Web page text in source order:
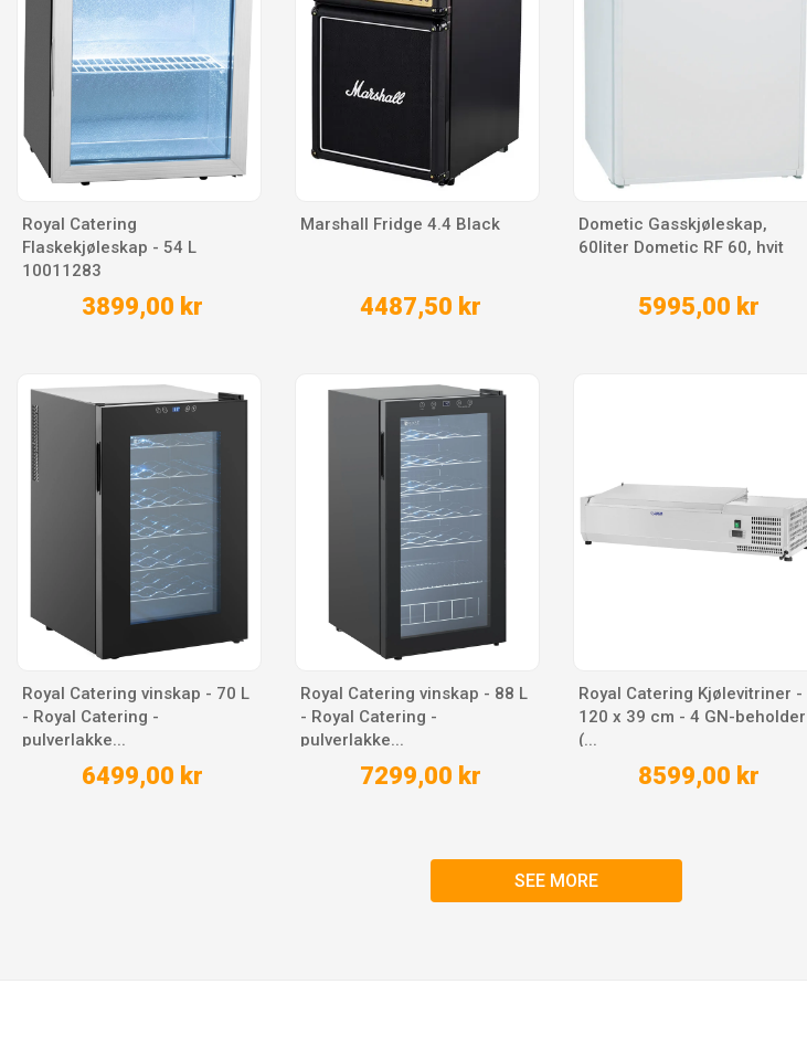
Royal Catering
Flaskekjøleskap - 54 L
10011283
3899,00 kr
Marshall Fridge 4.4 Black
4487,50 kr
Dometic Gasskjøleskap,
60liter Dometic RF 60, hvit
5995,00 kr
Royal Catering vinskap - 70 L
- Royal Catering -
pulverlakke...
6499,00 kr
Royal Catering vinskap - 88 L
- Royal Catering -
pulverlakke...
7299,00 kr
Royal Catering Kjølevitriner -
120 x 39 cm - 4 GN-beholder
(...
8599,00 kr
SEE MORE